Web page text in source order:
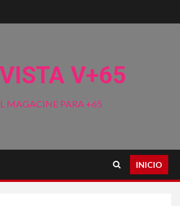
V+65
MAGACINE PARA +65
INICIO